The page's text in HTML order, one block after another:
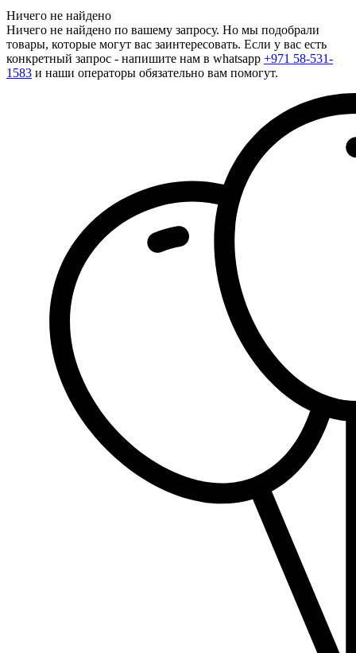
Ничего не найдено
Ничего не найдено по вашему запросу. Но мы подобрали
товары, которые могут вас заинтересовать. Если у вас есть
конкретный запрос - напишите нам в whatsapp +971 58-531-
1583 и наши операторы обязательно вам помогут.